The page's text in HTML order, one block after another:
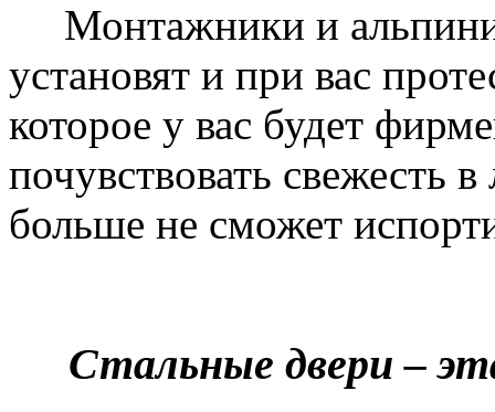
Монтажники и
установят и при вас
которое у вас будет
почувствовать свежесть
больше не сможет
Стальные двери –